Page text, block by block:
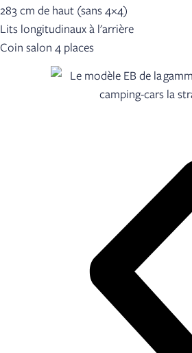
283 cm de haut (sans 4×4)
Lits longitudinaux à l'arrière
Coin salon 4 places